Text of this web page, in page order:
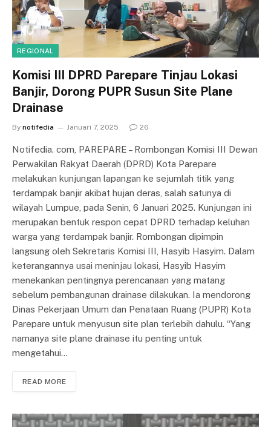
REGIONAL
Komisi III DPRD Parepare Tinjau Lokasi
Banjir, Dorong PUPR Susun Site Plane
Drainase
By notifedia Januari 7, 2025 26
Notifedia. com, PAREPARE – Rombongan Komisi III Dewan
Perwakilan Rakyat Daerah (DPRD) Kota Parepare
melakukan kunjungan lapangan ke sejumlah titik yang
terdampak banjir akibat hujan deras, salah satunya di
wilayah Lumpue, pada Senin, 6 Januari 2025. Kunjungan ini
merupakan bentuk respon cepat DPRD terhadap keluhan
warga yang terdampak banjir. Rombongan dipimpin
langsung oleh Sekretaris Komisi III, Hasyib Hasyim. Dalam
keterangannya usai meninjau lokasi, Hasyib Hasyim
menekankan pentingnya perencanaan yang matang
sebelum pembangunan drainase dilakukan. Ia mendorong
Dinas Pekerjaan Umum dan Penataan Ruang (PUPR) Kota
Parepare untuk menyusun site plan terlebih dahulu. “Yang
namanya site plane drainase itu penting untuk
mengetahui…
READ MORE